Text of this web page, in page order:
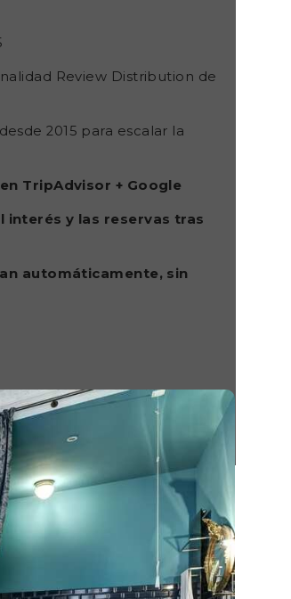
Review Distribution de
2015 para escalar la
TripAdvisor + Google
interés y las reservas tras
automáticamente, sin